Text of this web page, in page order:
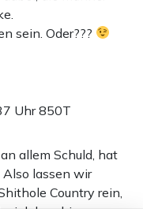
sein. Oder???
Uhr850T
allem Schuld, hat
Also lassen wir
Country rein,